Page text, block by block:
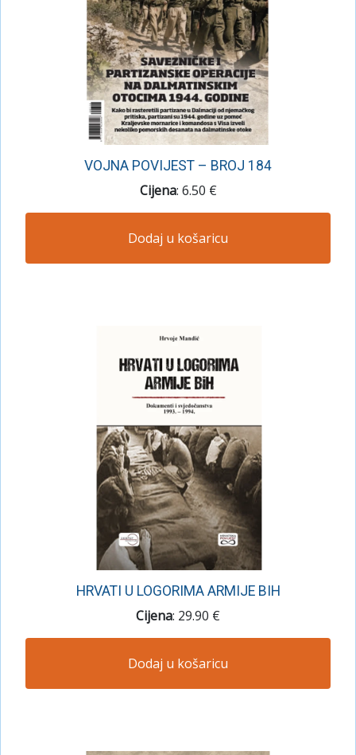
VOJNA POVIJEST – BROJ 184
Cijena: 6.50 €
Dodaj u košaricu
HRVATI U LOGORIMA ARMIJE BIH
Cijena: 29.90 €
Dodaj u košaricu